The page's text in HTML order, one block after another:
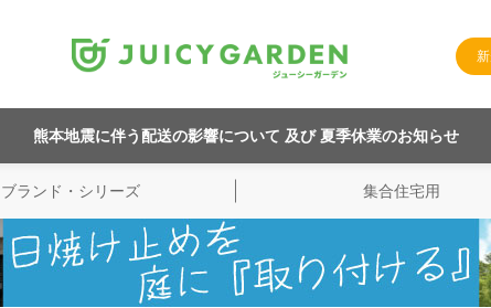
熊本地震に伴う配送の影響について 及び 夏季休業のお知らせ
ブランド・シリーズ 集合住宅用